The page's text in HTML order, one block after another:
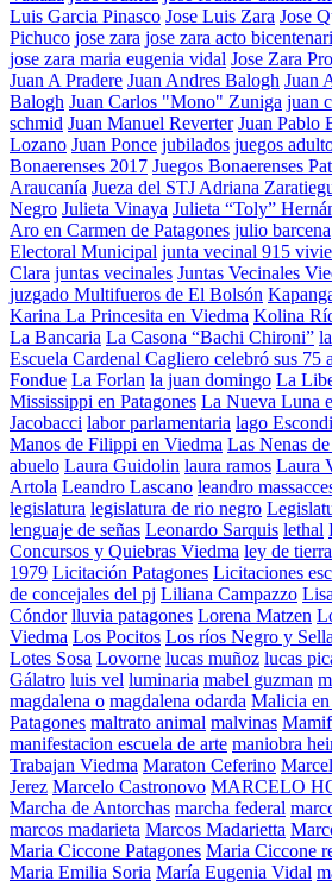
Luis Garcia Pinasco Jose Luis Zara Jose
Pichuco jose zara jose zara acto
jose zara maria eugenia vidal Jose Zara
Juan A Pradere Juan Andres Balogh Juan
Balogh Juan Carlos "Mono" Zuniga juan
schmid Juan Manuel Reverter Juan Pablo
Lozano Juan Ponce jubilados juegos
Bonaerenses 2017 Juegos Bonaerenses
Araucanía Jueza del STJ Adriana
Negro Julieta Vinaya Julieta “Toly”
Aro en Carmen de Patagones julio barcena
Electoral Municipal junta vecinal 915
Clara juntas vecinales Juntas Vecinales
juzgado Multifueros de El Bolsón
Karina La Princesita en Viedma Kolina
La Bancaria La Casona “Bachi Chironi”
Escuela Cardenal Cagliero celebró sus 75
Fondue La Forlan la juan domingo La
Mississippi en Patagones La Nueva Luna
Jacobacci labor parlamentaria lago
Manos de Filippi en Viedma Las Nenas
abuelo Laura Guidolin laura ramos Laura
Artola Leandro Lascano leandro
legislatura legislatura de rio negro
lenguaje de señas Leonardo Sarquis lethal
Concursos y Quiebras Viedma ley de
1979 Licitación Patagones Licitaciones
de concejales del pj Liliana Campazzo
Cóndor lluvia patagones Lorena Matzen
Viedma Los Pocitos Los ríos Negro y
Lotes Sosa Lovorne lucas muñoz lucas
Gálatro luis vel luminaria mabel guzman
magdalena o magdalena odarda Malicia
Patagones maltrato animal malvinas
manifestacion escuela de arte maniobra
Trabajan Viedma Maraton Ceferino
Jerez Marcelo Castronovo MARCELO
Marcha de Antorchas marcha federal
marcos madarieta Marcos Madarietta
Maria Ciccone Patagones Maria Ciccone
Maria Emilia Soria María Eugenia Vidal